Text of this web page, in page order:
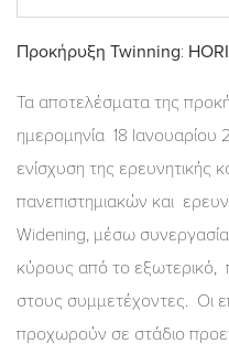
Προκήρυξη Twinning:
Τα αποτελέσματα της
ημερομηνία 18 Ιανουαρίου
ενίσχυση της ερευνητικής
πανεπιστημιακών και
Widening, μέσω
κύρους από το
στους συμμετέχοντες. Οι
προχωρούν σε στάδιο